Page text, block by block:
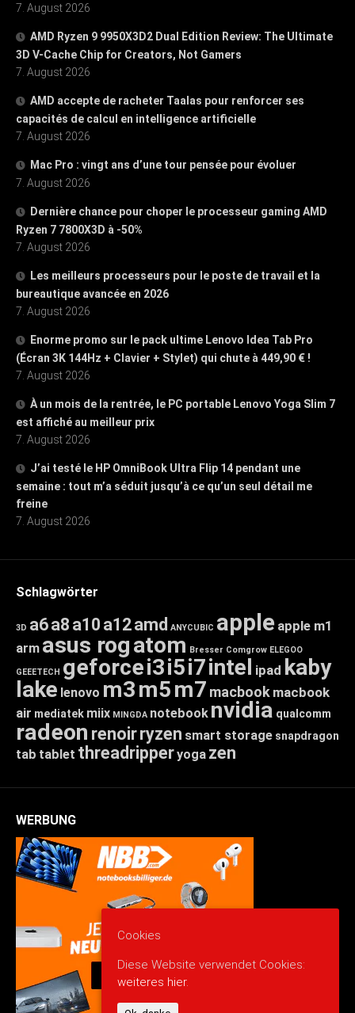
7. August 2026
AMD Ryzen 9 9950X3D2 Dual Edition Review: The Ultimate
3D V-Cache Chip for Creators, Not Gamers
7. August 2026
AMD accepte de racheter Taalas pour renforcer ses
capacités de calcul en intelligence artificielle
7. August 2026
Mac Pro : vingt ans d’une tour pensée pour évoluer
7. August 2026
Dernière chance pour choper le processeur gaming AMD
Ryzen 7 7800X3D à -50%
7. August 2026
Les meilleurs processeurs pour le poste de travail et la
bureautique avancée en 2026
7. August 2026
Enorme promo sur le pack ultime Lenovo Idea Tab Pro
(Écran 3K 144Hz + Clavier + Stylet) qui chute à 449,90 € !
7. August 2026
À un mois de la rentrée, le PC portable Lenovo Yoga Slim 7
est affiché au meilleur prix
7. August 2026
J’ai testé le HP OmniBook Ultra Flip 14 pendant une
semaine : tout m’a séduit jusqu’à ce qu’un seul détail me
freine
7. August 2026
Schlagwörter
3D a6a8 a10 a12amd ANYCUBIC apple apple m1
arm asus rogatom Bresser Comgrow ELEGOO
GEEETECH geforcei3i5i7intel ipad kaby
lake lenovo m3m5m7 macbook macbook
air mediatek miix MINGDA notebook nvidia qualcomm
radeon renoirryzen smart storage snapdragon
tab tablet threadripperyoga zen
WERBUNG
Cookies
Diese Website verwendet Cookies:
weiteres hier.